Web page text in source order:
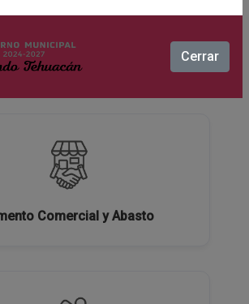
Cerrar
y Medio Ambiente
Comercial y Abasto